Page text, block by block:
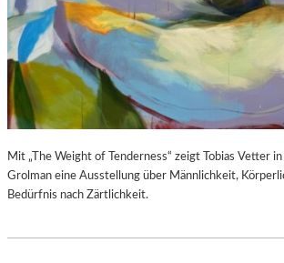
Mit „The Weight of Tenderness“ zeigt Tobias Vetter
Grolman eine Ausstellung über Männlichkeit,
Bedürfnis nach Zärtlichkeit.